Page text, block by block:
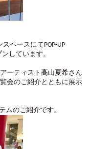
ペースにてPOP-UP
しています。
ーティスト高山夏希さん
会のご紹介とともに展示
ムのご紹介です。